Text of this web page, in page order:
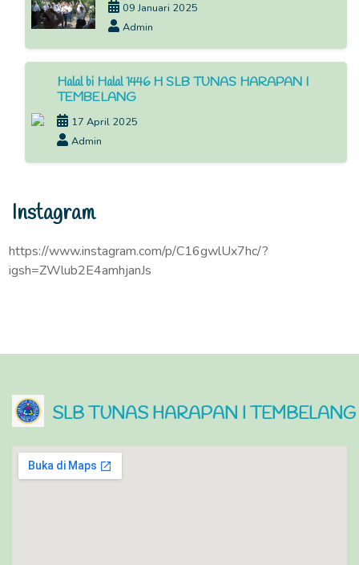
09 Januari 2025
Admin
Halal bi Halal 1446 H SLB TUNAS HARAPAN I
TEMBELANG
17 April 2025
Admin
Instagram
https://www.instagram.com/p/C16gwlUx7hc/?
igsh=ZWlub2E4amhjanJs
SLB TUNAS HARAPAN I TEMBELANG